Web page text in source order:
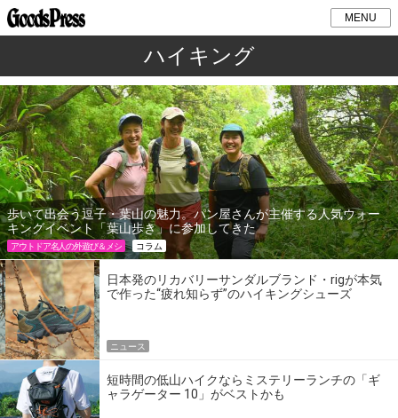
MENU
ハイキング
歩いて出会う逗子・葉山の魅力。パン屋さんが主催する人気ウォー
キングイベント「葉山歩き」に参加してきた
アウトドア名人の外遊び＆メシ コラム
日本発のリカバリーサンダルブランド・rigが本気
で作った“疲れ知らず”のハイキングシューズ
ニュース
短時間の低山ハイクならミステリーランチの「ギ
ャラゲーター 10」がベストかも